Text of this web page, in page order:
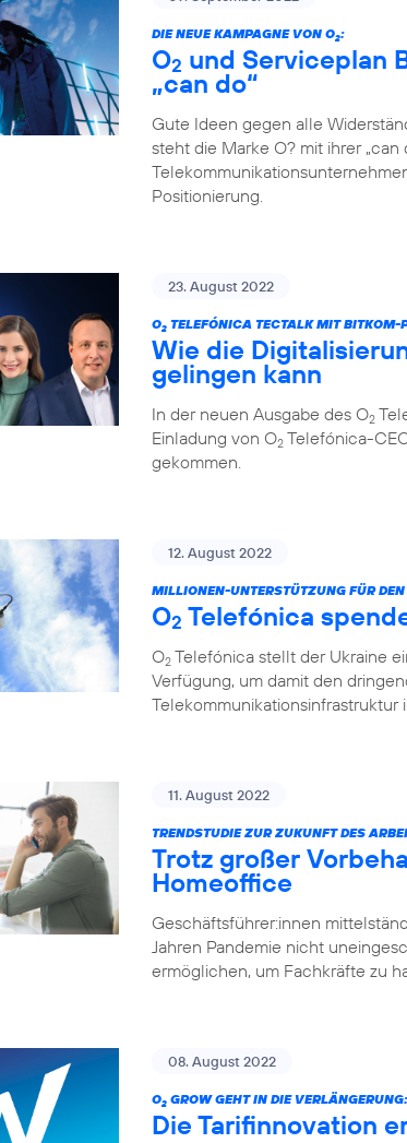
DIE NEUE KAMPAGNE VON O2:
O2 und Serviceplan
„can do“
Gute Ideen gegen alle
steht die Marke O? mit ihrer „can
Positionierung.
23. August 2022
O2 TELEFÓNICA TECTALK MIT BITKOM-
Wie die
gelingen kann
In der neuen Ausgabe des O2
Einladung von O2 Telefónica-
gekommen.
12. August 2022
MILLIONEN-UNTERSTÜTZUNG FÜR
O2 Telefónica
O2 Telefónica stellt der Ukraine
Verfügung, um damit den
Telekommunikationsinfrastruktur
11. August 2022
TRENDSTUDIE ZUR ZUKUNFT DES
Trotz großer
Homeoffice
Geschäftsführer:innen
Jahren Pandemie nicht
ermöglichen, um Fachkräfte zu
08. August 2022
O2 GROW GEHT IN DIE VERLÄNGERUNG:
Die Tarifinnovation